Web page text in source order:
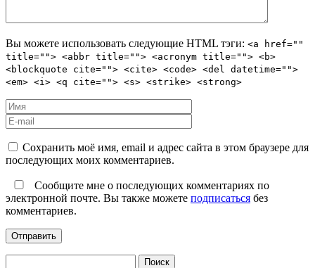
Вы можете использовать следующие HTML тэги: <a href=""
title=""> <abbr title=""> <acronym title=""> <b>
<blockquote cite=""> <cite> <code> <del datetime="">
<em> <i> <q cite=""> <s> <strike> <strong>
Сохранить моё имя, email и адрес сайта в этом браузере для
последующих моих комментариев.
Сообщите мне о последующих комментариях по
электронной почте. Вы также можете подписаться без
комментариев.